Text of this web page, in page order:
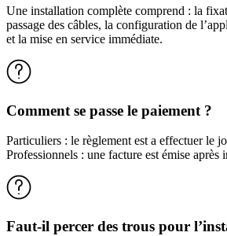
Une installation complète comprend : la
passage des câbles, la configuration de
et la mise en service immédiate.
Comment se passe le paiement ?
Particuliers : le règlement est a effectuer le
Professionnels : une facture est émise après
Faut-il percer des trous pour